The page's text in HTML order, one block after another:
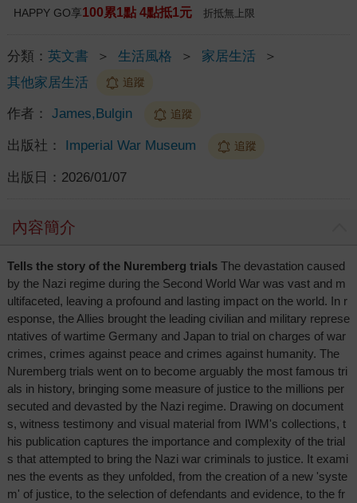
HAPPY GO享100累1點 4點抵1元 折抵無上限
分類： 英文書 ＞ 生活風格 ＞ 家居生活
＞
其他家居生活
追蹤
作者： James,Bulgin 追蹤
出版社： Imperial War Museum 追蹤
出版日： 2026/01/07
內容簡介
Tells the story of the Nuremberg trialsThe devastation caused
by the Nazi regime during the Second World War was vast and m
ultifaceted, leaving a profound and lasting impact on the world. In r
esponse, the Allies brought the leading civilian and military represe
ntatives of wartime Germany and Japan to trial on charges of war
crimes, crimes against peace and crimes against humanity. The
Nuremberg trials went on to become arguably the most famous tri
als in history, bringing some measure of justice to the millions per
secuted and devasted by the Nazi regime. Drawing on document
s, witness testimony and visual material from IWM's collections, t
his publication captures the importance and complexity of the trial
s that attempted to bring the Nazi war criminals to justice. It exami
nes the events as they unfolded, from the creation of a new 'syste
m' of justice, to the selection of defendants and evidence, to the fr